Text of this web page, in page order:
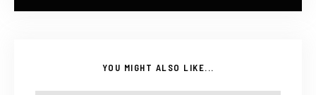
YOU MIGHT ALSO LIKE...